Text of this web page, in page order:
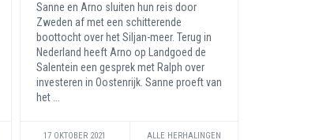
Sanne en Arno sluiten hun reis door
Zweden af met een schitterende
boottocht over het Siljan-meer. Terug in
Nederland heeft Arno op Landgoed de
Salentein een gesprek met Ralph over
investeren in Oostenrijk. Sanne proeft van
het ...
17 OKTOBER 2021 ALLE HERHALINGEN